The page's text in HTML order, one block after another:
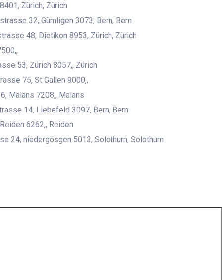
Zürich, Zürich
32, Gümligen 3073, Bern, Bern
48, Dietikon 8953, Zürich, Zürich
53, Zürich 8057,, Zürich
75, St Gallen 9000,,
Malans 7208,, Malans
14, Liebefeld 3097, Bern, Bern
6262,, Reiden
24, niedergösgen 5013, Solothurn, Solothurn